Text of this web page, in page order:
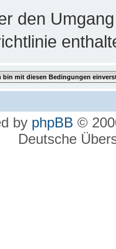
den
by phpBB ©
Deutsche